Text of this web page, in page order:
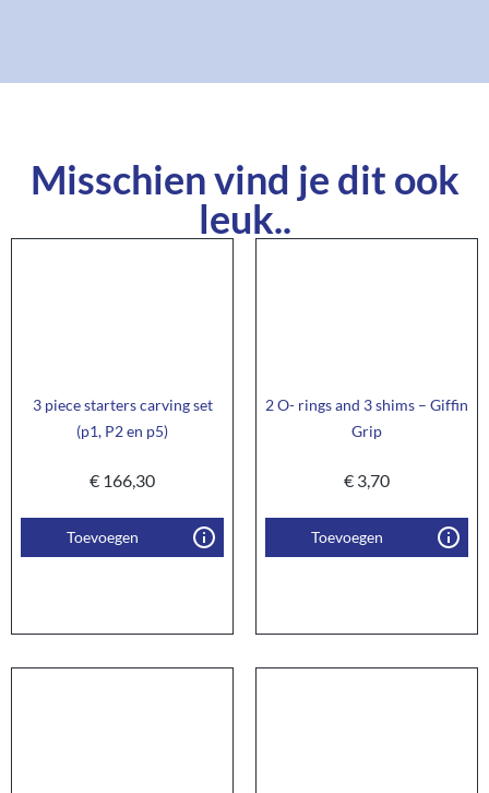
Misschien vind je dit ook
leuk..
3 piece starters carving set
(p1, P2 en p5)
€ 166,30
Toevoegen
2 O- rings and 3 shims – Giffin
Grip
€ 3,70
Toevoegen